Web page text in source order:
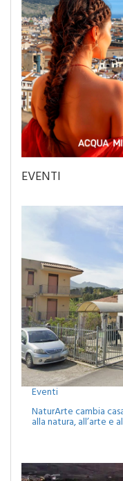
EVENTI
Eventi
NaturArte cambia
alla natura, all’arte e